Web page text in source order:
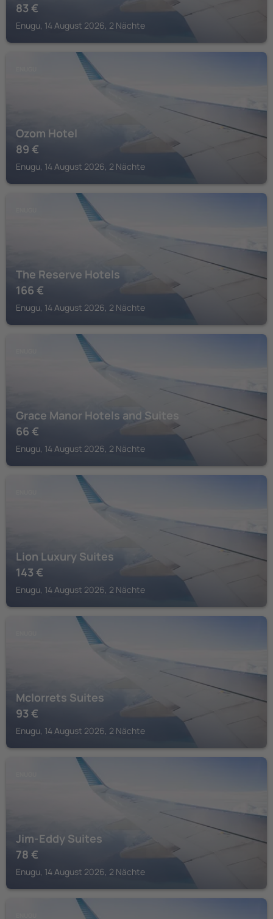
83 €
Enugu, 14 August 2026, 2 Nächte
Ozom Hotel
89 €
Enugu, 14 August 2026, 2 Nächte
The Reserve Hotels
166 €
Enugu, 14 August 2026, 2 Nächte
Grace Manor Hotels and Suites
66 €
Enugu, 14 August 2026, 2 Nächte
Lion Luxury Suites
143 €
Enugu, 14 August 2026, 2 Nächte
Mclorrets Suites
93 €
Enugu, 14 August 2026, 2 Nächte
Jim-Eddy Suites
78 €
Enugu, 14 August 2026, 2 Nächte